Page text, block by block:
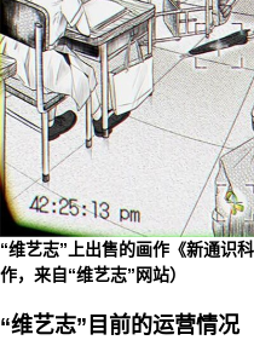
“维艺志”上出售的画作《新通识
作，来自“维艺志”网站）
“维艺志”目前的运营情况